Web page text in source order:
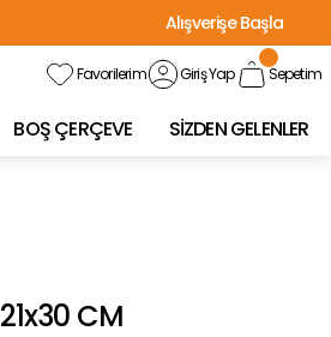
Alışverişe Başla
Favorilerim Giriş Yap Sepetim
BOŞ ÇERÇEVE SİZDEN GELENLER
CM